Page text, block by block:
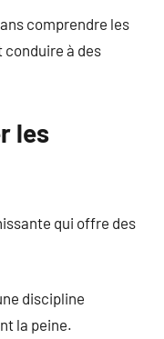
comprendre les
conduire à des
les
qui offre des
discipline
la peine.